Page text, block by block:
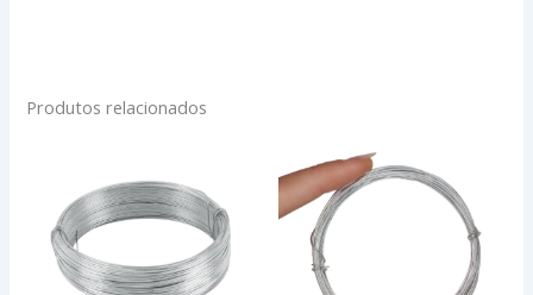
Produtos relacionados
através
R$9,90
tem
várias
variantes.
As
LISO
ALUMINIO
-
5MTS
quantidade